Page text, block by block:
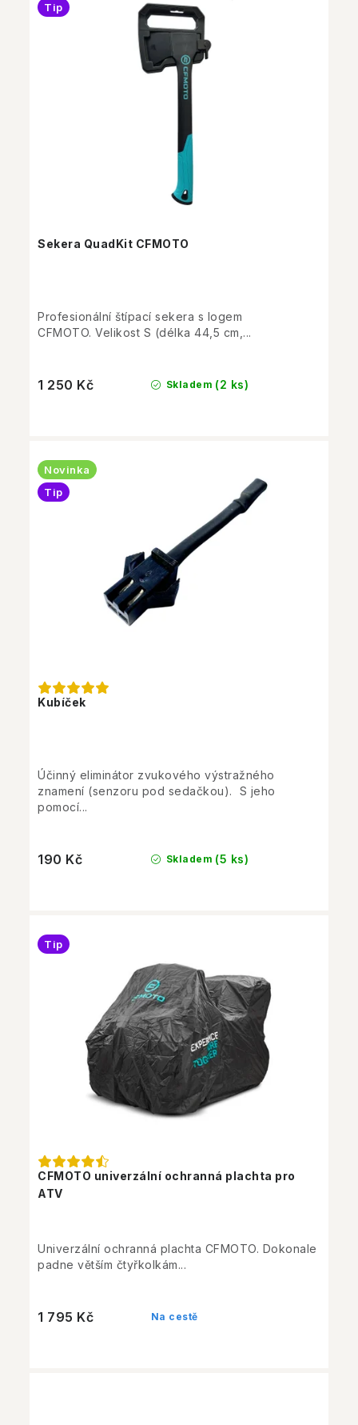
Sekera QuadKit CFMOTO
Tip
Skladem (2 ks)
1 250 Kč
Profesionální štípací sekera s logem
CFMOTO. Velikost S (délka 44,5 cm,...
Kubíček
Novinka
Tip
Skladem (5 ks)
190 Kč
Účinný eliminátor zvukového výstražného
znamení (senzoru pod sedačkou). S jeho
pomocí...
CFMOTO univerzální ochranná plachta pro
ATV
Tip
Na cestě
1 795 Kč
Univerzální ochranná plachta CFMOTO. Dokonale
padne větším čtyřkolkám...